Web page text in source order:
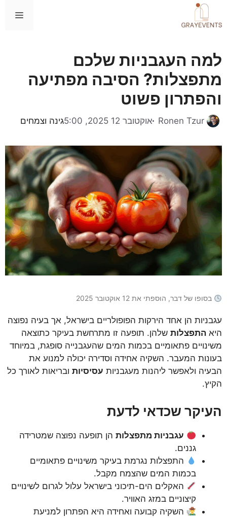
לתוכן
למה העגבניות שלכם
מתפצלות? הסיבה מפתיעה
והפתרון פשוט
Ronen Tzur אוקטובר 12 2025, 5:00 קטגוריות
גינה וצמחים
בסופו של דבר, הוספתי את 12 אוקטובר 2025
עגבניות הן אחד הירקות הפופולריים בישראל, אך בעיה נפוצה
היא התפצלות שלהן. תופעה זו מתרחשת בעיקר כתוצאה
משינויים פתאומיים בכמות המים שהעגבנייה סופגת, במיוחד
בעונות המעבר. השקיה אחידה וסדירה יכולה למנוע את
הבעיה ולאפשר ליהנות מעגבניות עסיסיות ובריאות לאורך כל
הקיץ.
העיקר שכדאי לדעת
עגבניות מתפצלות הן תופעה נפוצה שמטרידה
גננים.
התפצלות נגרמת בעיקר משינויים פתאומיים
בכמות המים שהצמח מקבל.
האקלים הים-תיכוני בישראל עלול לגרום לשינויים
קיצוניים במזג האוויר.
השקיה קבועה ואחידה היא הפתרון למניעת